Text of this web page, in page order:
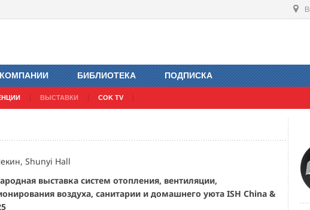
ВЫСТАВКИ COK TV
КОМПАНИИ БИБЛИОТЕКА ПОДПИСКА
Shunyi Hall
выставка систем отопления, вентиляции,
воздуха, санитарии и домашнего уюта ISH China &